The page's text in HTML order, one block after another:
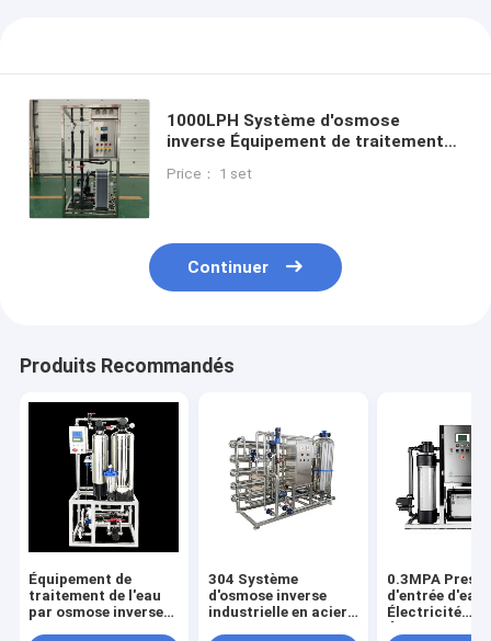
1000LPH Système d'osmose
inverse Équipement de traitement
Système d'osmose inverse
Price： 1 set
Continuer
Produits Recommandés
Équipement de
traitement de l'eau
par osmose inverse
304 Système
d'osmose inverse
industrielle en acier
0.3MPA
d'entrée d'eau
Électricité